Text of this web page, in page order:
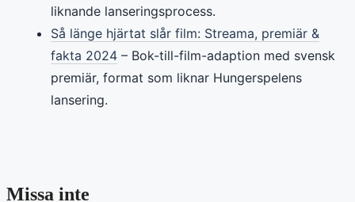
liknande lanseringsprocess.
Så länge hjärtat slår film: Streama, premiär &
fakta 2024 – Bok-till-film-adaption med svensk
premiär, format som liknar Hungerspelens
lansering.
Missa inte